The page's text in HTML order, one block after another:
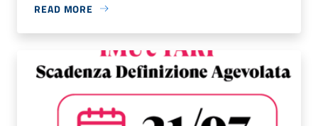
READ MORE